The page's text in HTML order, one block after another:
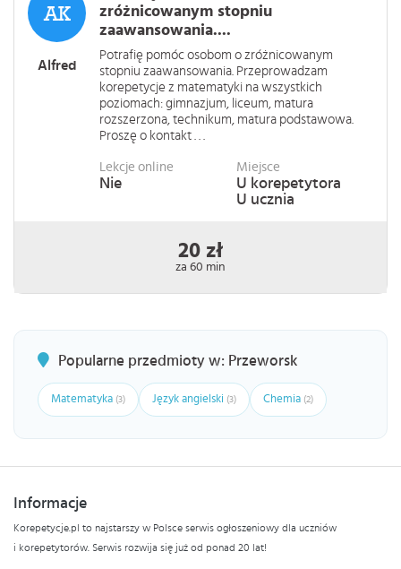
Alfred
zróżnicowanym stopniu
zaawansowania....
Potrafię pomóc osobom o zróżnicowanym
stopniu zaawansowania. Przeprowadzam
korepetycje z matematyki na wszystkich
poziomach: gimnazjum, liceum, matura
rozszerzona, technikum, matura podstawowa.
Proszę o kontakt . . .
Lekcje online
Nie
Miejsce
U korepetytora
U ucznia
20 zł
za 60 min
Popularne przedmioty w: Przeworsk
Matematyka (3) Język angielski (3) Chemia (2)
Informacje
Korepetycje.pl to najstarszy w Polsce serwis ogłoszeniowy dla uczniów
i korepetytorów. Serwis rozwija się już od ponad 20 lat!